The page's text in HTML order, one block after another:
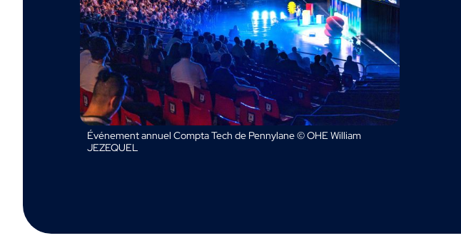
Événement annuel Compta Tech de Pennylane © OHE William
JEZEQUEL